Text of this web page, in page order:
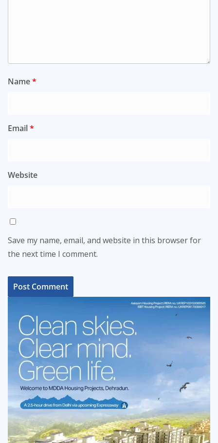
Name*
Email*
Website
Save my name, email, and website in this browser for
the next time I comment.